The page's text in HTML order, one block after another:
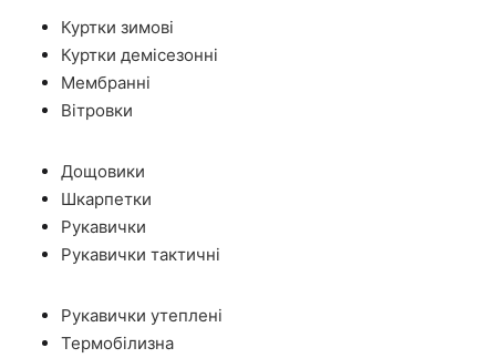
Куртки зимові
Куртки демісезонні
Мембранні
Вітровки
Дощовики
Шкарпетки
Рукавички
Рукавички тактичні
Рукавички утеплені
Термобілизна